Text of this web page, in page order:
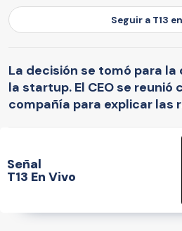
Seguir a T13 en
La decisión se tomó para
la startup. El CEO se reunió
compañía para explicar las
Señal
T13 En Vivo